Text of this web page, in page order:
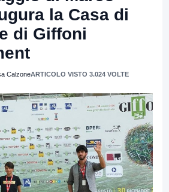
la Casa di
di Giffoni
CalzoneARTICOLO VISTO 3.024 VOLTE